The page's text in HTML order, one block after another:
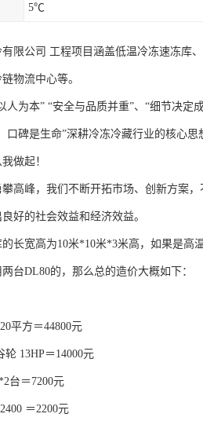
5℃
限公司 工程项目涵盖低温冷冻速冻库
物流中心等。
人为本” “安全与品质并重”、“细节决定
口碑是生命”深耕冷冻冷藏行业的核心思
做起！
高峰，我们不断开拓市场、创新方案
好的社会效益和经济效益。
长宽高为10米*10米*3米高，如果是高
台DL80的，那么总的造价大概如下：
平方＝44800元
13HP＝14000元
台＝7200元
＝2200元